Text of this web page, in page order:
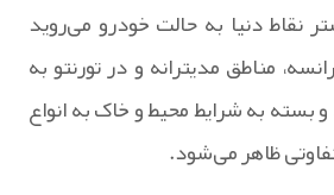
نقاط دنیا به حالت خودرو می‌روید
مناطق مدیترانه و در تورنتو به
بسته به شرایط محیط و خاک به انواع
ظاهر می‌شود.